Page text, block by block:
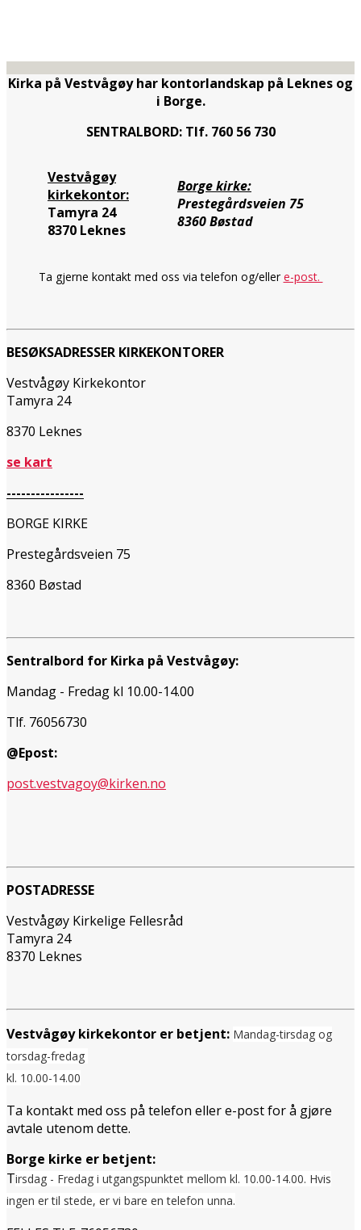
Kirka på Vestvågøy har kontorlandskap på Leknes og
i Borge.
SENTRALBORD: Tlf. 760 56 730
Vestvågøy
kirkekontor:
Tamyra 24
8370 Leknes
Borge kirke:
Prestegårdsveien 75
8360 Bøstad
Ta gjerne kontakt med oss via telefon og/ellere-post.
BESØKSADRESSER KIRKEKONTORER
Vestvågøy Kirkekontor
Tamyra 24
8370 Leknes
se kart
----------------
BORGE KIRKE
Prestegårdsveien 75
8360 Bøstad
Sentralbord for Kirka på Vestvågøy:
Mandag - Fredag kl 10.00-14.00
Tlf. 76056730
@Epost:
post.vestvagoy@kirken.no
POSTADRESSE
Vestvågøy Kirkelige Fellesråd
Tamyra 24
8370 Leknes
Vestvågøy kirkekontor er betjent: Mandag-tirsdag og
torsdag-fredag
kl. 10.00-14.00
Ta kontakt med oss på telefon eller e-post for å gjøre
avtale utenom dette.
Borge kirke er betjent:
Tirsdag - Fredag i utgangspunktet mellom kl. 10.00-14.00. Hvis
ingen er til stede, er vi bare en telefon unna.